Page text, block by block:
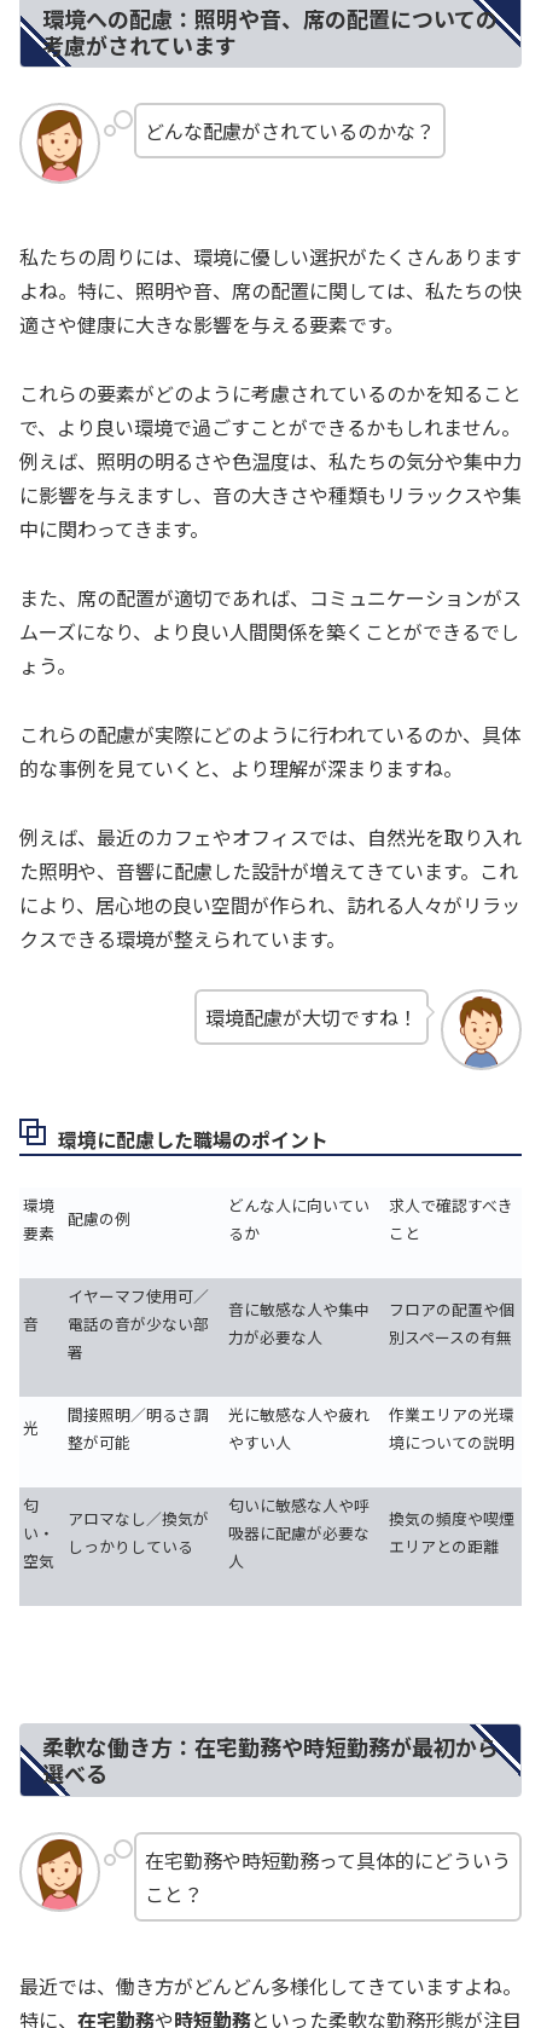
環境への配慮：照明や音、席の配置についての
考慮がされています
どんな配慮がされているのかな？
私たちの周りには、環境に優しい選択がたくさんあります
よね。特に、照明や音、席の配置に関しては、私たちの快
適さや健康に大きな影響を与える要素です。
これらの要素がどのように考慮されているのかを知ること
で、より良い環境で過ごすことができるかもしれません。
例えば、照明の明るさや色温度は、私たちの気分や集中力
に影響を与えますし、音の大きさや種類もリラックスや集
中に関わってきます。
また、席の配置が適切であれば、コミュニケーションがス
ムーズになり、より良い人間関係を築くことができるでし
ょう。
これらの配慮が実際にどのように行われているのか、具体
的な事例を見ていくと、より理解が深まりますね。
例えば、最近のカフェやオフィスでは、自然光を取り入れ
た照明や、音響に配慮した設計が増えてきています。これ
により、居心地の良い空間が作られ、訪れる人々がリラッ
クスできる環境が整えられています。
環境配慮が大切ですね！
環境に配慮した職場のポイント
環境
要素
配慮の例
どんな人に向いてい
るか
求人で確認すべき
こと
音
イヤーマフ使用可／
電話の音が少ない部
署
音に敏感な人や集中
力が必要な人
フロアの配置や個
別スペースの有無
光
間接照明／明るさ調
整が可能
光に敏感な人や疲れ
やすい人
作業エリアの光環
境についての説明
匂
い・
空気
アロマなし／換気が
しっかりしている
匂いに敏感な人や呼
吸器に配慮が必要な
人
換気の頻度や喫煙
エリアとの距離
柔軟な働き方：在宅勤務や時短勤務が最初から
選べる
在宅勤務や時短勤務って具体的にどういう
こと？
最近では、働き方がどんどん多様化してきていますよね。
特に、 在宅勤務や時短勤務といった柔軟な勤務形態が注目